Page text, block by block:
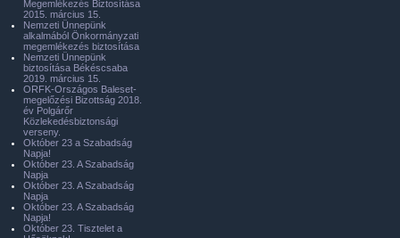
Megemlékezés Biztosítása
2015. március 15.
Nemzeti Ünnepünk
alkalmából Önkormányzati
megemlékezés biztosítása
Nemzeti Ünnepünk
biztosítása Békéscsaba
2019. március 15.
ORFK-Országos Baleset-
megelőzési Bizottság 2018.
év Polgárőr
Közlekedésbiztonsági
verseny.
Október 23 a Szabadság
Napja!
Október 23. A Szabadság
Napja
Október 23. A Szabadság
Napja
Október 23. A Szabadság
Napja!
Október 23. Tisztelet a